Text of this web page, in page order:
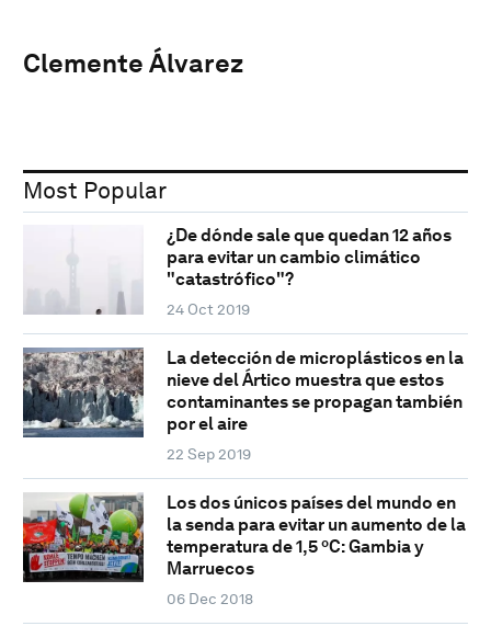
Clemente Álvarez
Most Popular
¿De dónde sale que quedan 12 años
para evitar un cambio climático
"catastrófico"?
24 Oct 2019
La detección de microplásticos en la
nieve del Ártico muestra que estos
contaminantes se propagan también
por el aire
22 Sep 2019
Los dos únicos países del mundo en
la senda para evitar un aumento de la
temperatura de 1,5 ºC: Gambia y
Marruecos
06 Dec 2018